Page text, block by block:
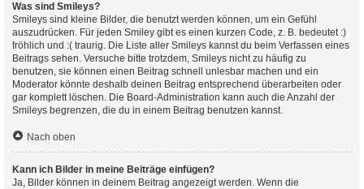
Was sind Smileys?
Smileys sind kleine Bilder, die benutzt werden können, um ein Gefühl
auszudrücken. Für jeden Smiley gibt es einen kurzen Code, z. B. bedeutet :)
fröhlich und :( traurig. Die Liste aller Smileys kannst du beim Verfassen eines
Beitrags sehen. Versuche bitte trotzdem, Smileys nicht zu häufig zu
benutzen, sie können einen Beitrag schnell unlesbar machen und ein
Moderator könnte deshalb deinen Beitrag entsprechend überarbeiten oder
gar komplett löschen. Die Board-Administration kann auch die Anzahl der
Smileys begrenzen, die du in einem Beitrag benutzen kannst.
Nach oben
Kann ich Bilder in meine Beiträge einfügen?
Ja, Bilder können in deinem Beitrag angezeigt werden. Wenn die